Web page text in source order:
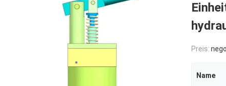
Preis:
Name